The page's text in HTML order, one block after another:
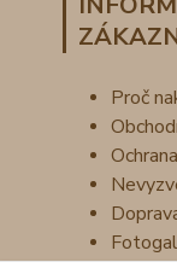
Proč